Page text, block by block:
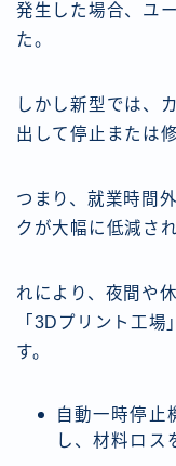
発生した場合、ユ
た。
しかし新型では、
出して停止または
つまり、就業時間
クが大幅に低減さ
れにより、夜間や
「3Dプリント工
す。
自動一時停止
し、材料ロス